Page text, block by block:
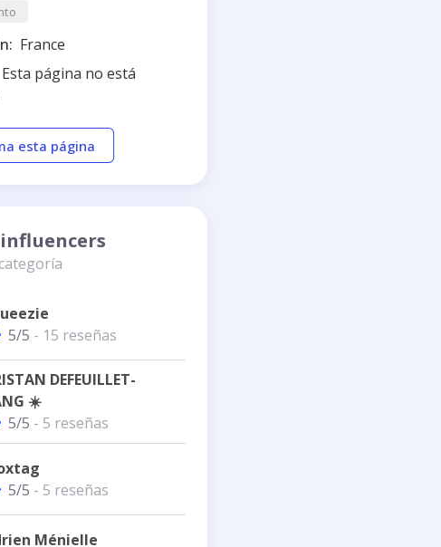
France
Esta página no está
esta página
5/5 - 15 reseñas
DEFEUILLET-
☀️
5/5 - 5 reseñas
5/5 - 5 reseñas
Ménielle